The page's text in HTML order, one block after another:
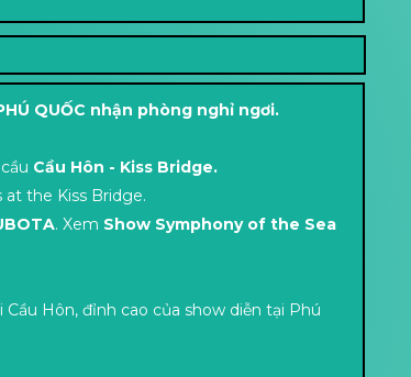
QUỐC nhận phòng nghỉ ngơi.
Cầu Hôn - Kiss Bridge.
the Kiss Bridge.
. Xem Show Symphony of the Sea
Cầu Hôn, đỉnh cao của show diễn tại Phú